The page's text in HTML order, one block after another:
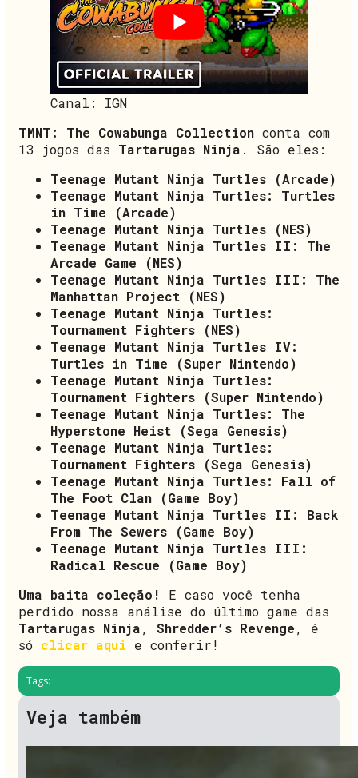
Canal: IGN
TMNT: The Cowabunga Collection conta com
13 jogos das Tartarugas Ninja . São eles:
Teenage Mutant Ninja Turtles (Arcade)
Teenage Mutant Ninja Turtles: Turtles
in Time (Arcade)
Teenage Mutant Ninja Turtles (NES)
Teenage Mutant Ninja Turtles II: The
Arcade Game (NES)
Teenage Mutant Ninja Turtles III: The
Manhattan Project (NES)
Teenage Mutant Ninja Turtles:
Tournament Fighters (NES)
Teenage Mutant Ninja Turtles IV:
Turtles in Time (Super Nintendo)
Teenage Mutant Ninja Turtles:
Tournament Fighters (Super Nintendo)
Teenage Mutant Ninja Turtles: The
Hyperstone Heist (Sega Genesis)
Teenage Mutant Ninja Turtles:
Tournament Fighters (Sega Genesis)
Teenage Mutant Ninja Turtles: Fall of
The Foot Clan (Game Boy)
Teenage Mutant Ninja Turtles II: Back
From The Sewers (Game Boy)
Teenage Mutant Ninja Turtles III:
Radical Rescue (Game Boy)
Uma baita coleção!
E caso você tenha
perdido nossa análise do último game das
Tartarugas Ninja, Shredder’s Revenge, é
só clicar aqui e conferir!
Tags:
Veja também